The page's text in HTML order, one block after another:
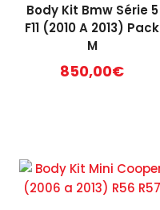
Body Kit Bmw Série 5
F11 (2010 A 2013) Pack
M
850,00€